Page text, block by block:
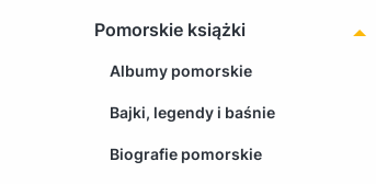
Pomorskie książki
Albumy pomorskie
Bajki, legendy i baśnie
Biografie pomorskie